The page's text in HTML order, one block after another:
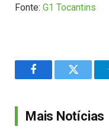
Fonte: G1 Tocantins
FacebookTwitter
Mais Notícias